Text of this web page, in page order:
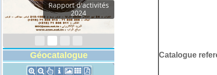
Rapport d'activités
2024
Géocatalogue Catalogue